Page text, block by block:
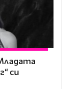
си